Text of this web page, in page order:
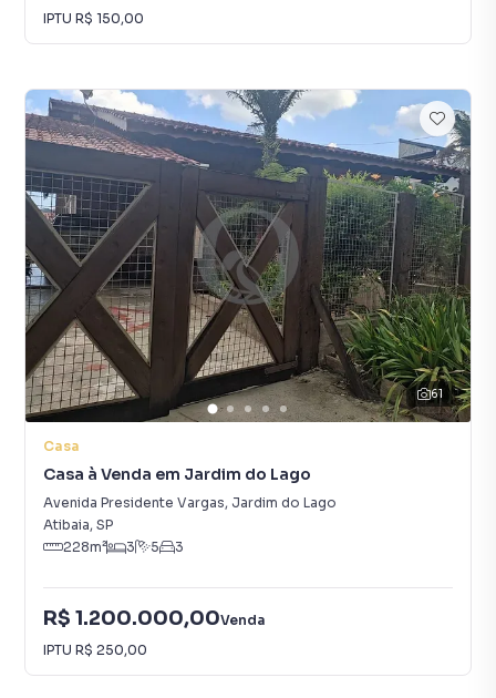
IPTU R$ 150,00
61
Casa
Casa à Venda em Jardim do Lago
Avenida Presidente Vargas, Jardim do Lago
Atibaia, SP
228m² 3 5 3
R$ 1.200.000,00Venda
IPTU R$ 250,00